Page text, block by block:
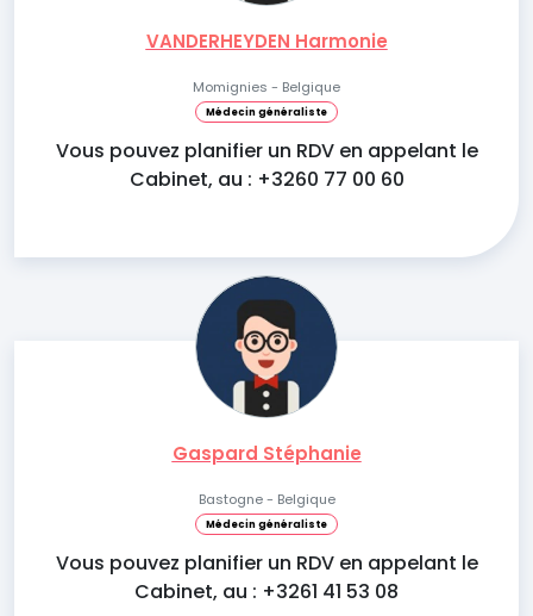
VANDERHEYDEN Harmonie
Momignies - Belgique
Médecin généraliste
Vous pouvez planifier un RDV en appelant le
Cabinet, au : +3260 77 00 60
Gaspard Stéphanie
Bastogne - Belgique
Médecin généraliste
Vous pouvez planifier un RDV en appelant le
Cabinet, au : +3261 41 53 08